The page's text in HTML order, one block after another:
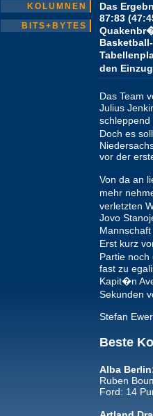
KOLUMNEN
BITS+BYTES
Das
87:83
den
Das Team
Julius
Doch es
vor der
Von da an
mehr
verletzten
Jovo
Erst kurz
Partie
fast zu
Kapit�n
Sekunden
Stefan
Beste
Alba
Ruben
Ford: 14